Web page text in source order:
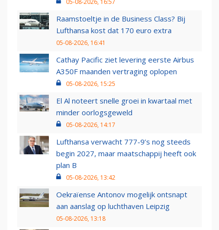
05-08-2026, 16:57
Raamstoeltje in de Business Class? Bij
Lufthansa kost dat 170 euro extra
05-08-2026, 16:41
Cathay Pacific ziet levering eerste Airbus
A350F maanden vertraging oplopen
05-08-2026, 15:25
El Al noteert snelle groei in kwartaal met
minder oorlogsgeweld
05-08-2026, 14:17
Lufthansa verwacht 777-9’s nog steeds
begin 2027, maar maatschappij heeft ook
plan B
05-08-2026, 13:42
Oekraïense Antonov mogelijk ontsnapt
aan aanslag op luchthaven Leipzig
05-08-2026, 13:18